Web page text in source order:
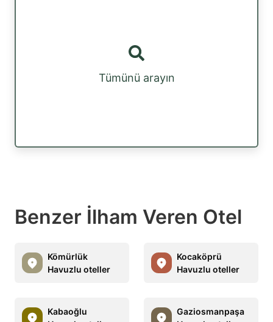
Tümünü arayın
Benzer İlham Veren Otel
Kömürlük
Havuzlu oteller
Kocaköprü
Havuzlu oteller
Kabaoğlu
Gaziosmanpaşa